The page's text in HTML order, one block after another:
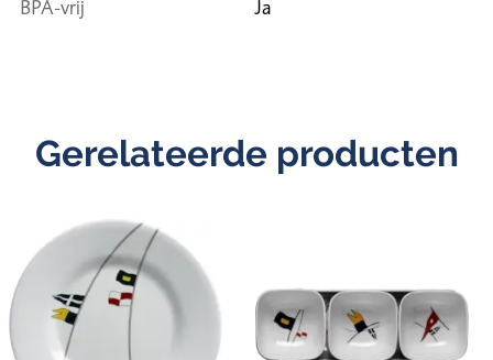
BPA-vrij Ja
Gerelateerde producten